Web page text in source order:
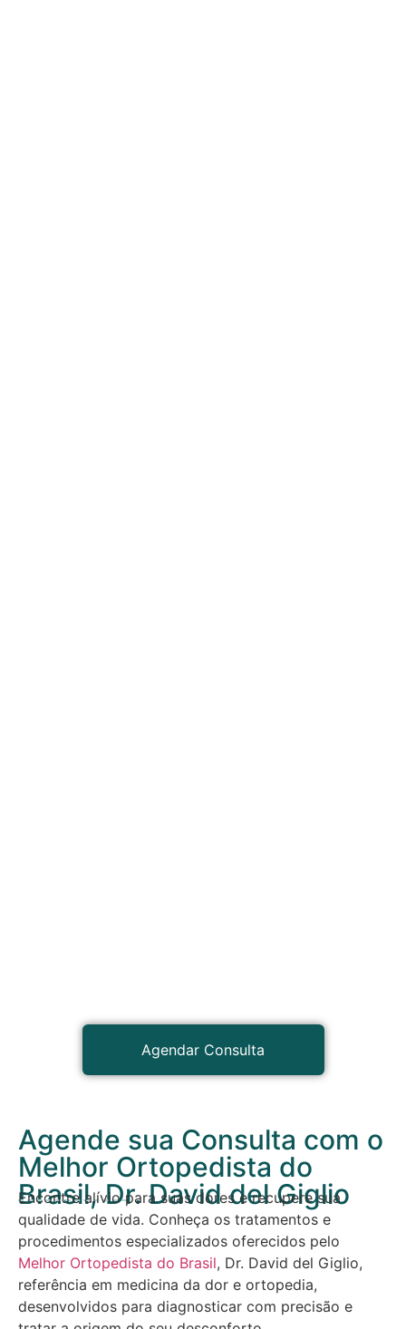
Agendar Consulta
Agende sua Consulta com o
Melhor Ortopedista do
Brasil, Dr. David del Giglio
Encontre alívio para suas dores e recupere sua
qualidade de vida. Conheça os tratamentos e
procedimentos especializados oferecidos pelo
Melhor Ortopedista do Brasil, Dr. David del Giglio,
referência em medicina da dor e ortopedia,
desenvolvidos para diagnosticar com precisão e